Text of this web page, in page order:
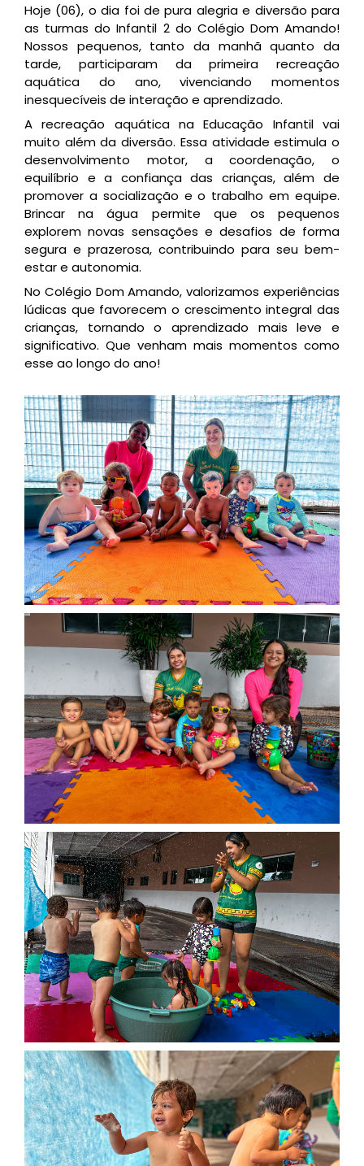
Hoje (06), o dia foi de pura alegria e diversão para
as turmas do Infantil 2 do Colégio Dom Amando!
Nossos pequenos, tanto da manhã quanto da
tarde, participaram da primeira recreação
aquática do ano, vivenciando momentos
inesquecíveis de interação e aprendizado.
A recreação aquática na Educação Infantil vai
muito além da diversão. Essa atividade estimula o
desenvolvimento motor, a coordenação, o
equilíbrio e a confiança das crianças, além de
promover a socialização e o trabalho em equipe.
Brincar na água permite que os pequenos
explorem novas sensações e desafios de forma
segura e prazerosa, contribuindo para seu bem-
estar e autonomia.
No Colégio Dom Amando, valorizamos experiências
lúdicas que favorecem o crescimento integral das
crianças, tornando o aprendizado mais leve e
significativo. Que venham mais momentos como
esse ao longo do ano!